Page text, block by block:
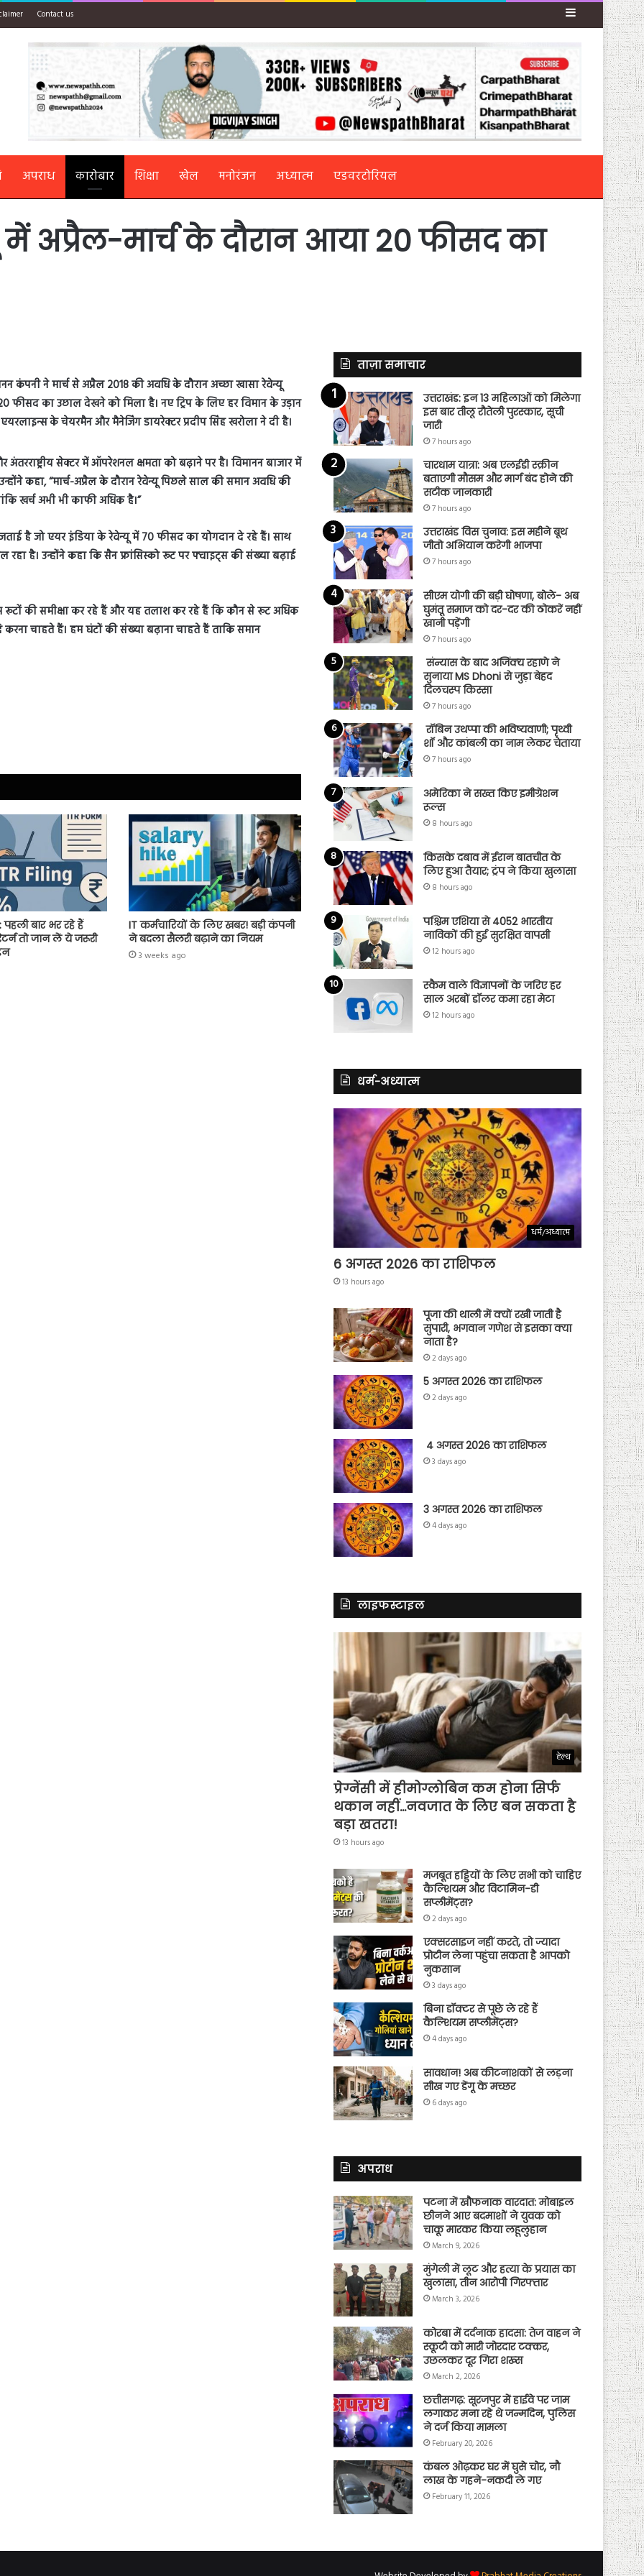
Contact us Sidebar
अपराध कारोबार शिक्षा खेल मनोरंजन अध्यात्म एडवरटोरियल
अप्रैल-मार्च के दौरान आया 20 फीसद का
कंपनी ने मार्च से अप्रैल 2018 की अवधि के दौरान अच्छा खासा रेवेन्यू
फीसद का उछाल देखने को मिला है। नए ट्रिप के लिए हर विमान के उड़ान
के चेयरमैन और मैनेजिंग डायरेक्टर प्रदीप सिंह खरोला ने दी है।
सेक्टर में ऑपरेशनल क्षमता को बढ़ाने पर है। विमानन बाजार में
कहा, “मार्च-अप्रैल के दौरान रेवेन्यू पिछले साल की समान अवधि की
खर्च अभी भी काफी अधिक है।”
है जो एयर इंडिया के रेवेन्यू में 70 फीसद का योगदान दे रहे हैं। साथ
है। उन्होंने कहा कि सैन फ्रांसिस्को रूट पर फ्वाइट्स की संख्या बढ़ाई
रूटों की समीक्षा कर रहे हैं और यह तलाश कर रहे हैं कि कौन से रूट अधिक
चाहते हैं। हम घंटों की संख्या बढ़ाना चाहते हैं ताकि समान
बार भर रहे हैं
तो जान लें ये जरूरी
IT कर्मचारियों के लिए खबर! बड़ी कंपनी
ने बदला सैलरी बढ़ाने का नियम
3 weeks ago
ताज़ा समाचार
उत्तराखंड: इन 13 महिलाओं को मिलेगा
इस बार तीलू रौतेली पुरस्कार, सूची
जारी
7 hours ago
चारधाम यात्रा: अब एलईडी स्क्रीन
बताएगी मौसम और मार्ग बंद होने की
सटीक जानकारी
7 hours ago
उत्तराखंड विस चुनाव: इस महीने बूथ
जीतो अभियान करेगी भाजपा
7 hours ago
सीएम योगी की बड़ी घोषणा, बोले- अब
घुमंतू समाज को दर-दर की ठोकरें नहीं
खानी पड़ेंगी
7 hours ago
संन्यास के बाद अजिंक्‍य रहाणे ने
सुनाया MS Dhoni से जुड़ा बेहद
दिलचस्प किस्सा
7 hours ago
रॉबिन उथप्पा की भविष्यवाणी; पृथ्वी
शॉ और कांबली का नाम लेकर चेताया
7 hours ago
अमेरिका ने सख्त किए इमीग्रेशन
रूल्स
8 hours ago
किसके दबाव में ईरान बातचीत के
लिए हुआ तैयार; ट्रंप ने किया खुलासा
8 hours ago
पश्चिम एशिया से 4052 भारतीय
नाविकों की हुई सुरक्षित वापसी
12 hours ago
स्कैम वाले विज्ञापनों के जरिए हर
साल अरबों डॉलर कमा रहा मेटा
12 hours ago
धर्म-अध्यात्म
धर्म/अध्यात्म
6 अगस्त 2026 का राशिफल
13 hours ago
पूजा की थाली में क्यों रखी जाती है
सुपारी, भगवान गणेश से इसका क्या
नाता है?
2 days ago
5 अगस्त 2026 का राशिफल
2 days ago
4 अगस्त 2026 का राशिफल
3 days ago
3 अगस्त 2026 का राशिफल
4 days ago
लाइफस्टाइल
हेल्थ
प्रेग्नेंसी में हीमोग्लोबिन कम होना सिर्फ
थकान नहीं…नवजात के लिए बन सकता है
बड़ा खतरा!
13 hours ago
मजबूत हड्डियों के लिए सभी को चाहिए
कैल्शियम और विटामिन-डी
सप्लीमेंट्स?
2 days ago
एक्सरसाइज नहीं करते, तो ज्यादा
प्रोटीन लेना पहुंचा सकता है आपको
नुकसान
3 days ago
बिना डॉक्टर से पूछे ले रहे हैं
कैल्शियम सप्लीमेंट्स?
4 days ago
सावधान! अब कीटनाशकों से लड़ना
सीख गए डेंगू के मच्छर
6 days ago
अपराध
पटना में खौफनाक वारदात: मोबाइल
छीनने आए बदमाशों ने युवक को
चाकू मारकर किया लहूलुहान
March 9, 2026
मुंगेली में लूट और हत्या के प्रयास का
खुलासा, तीन आरोपी गिरफ्तार
March 3, 2026
कोरबा में दर्दनाक हादसा: तेज वाहन ने
स्कूटी को मारी जोरदार टक्कर,
उछलकर दूर गिरा शख्स
March 2, 2026
छत्तीसगढ़: सूरजपुर में हाईवे पर जाम
लगाकर मना रहे थे जन्मदिन, पुलिस
ने दर्ज किया मामला
February 20, 2026
कंबल ओढ़कर घर में घुसे चोर, नौ
लाख के गहने-नकदी ले गए
February 11, 2026